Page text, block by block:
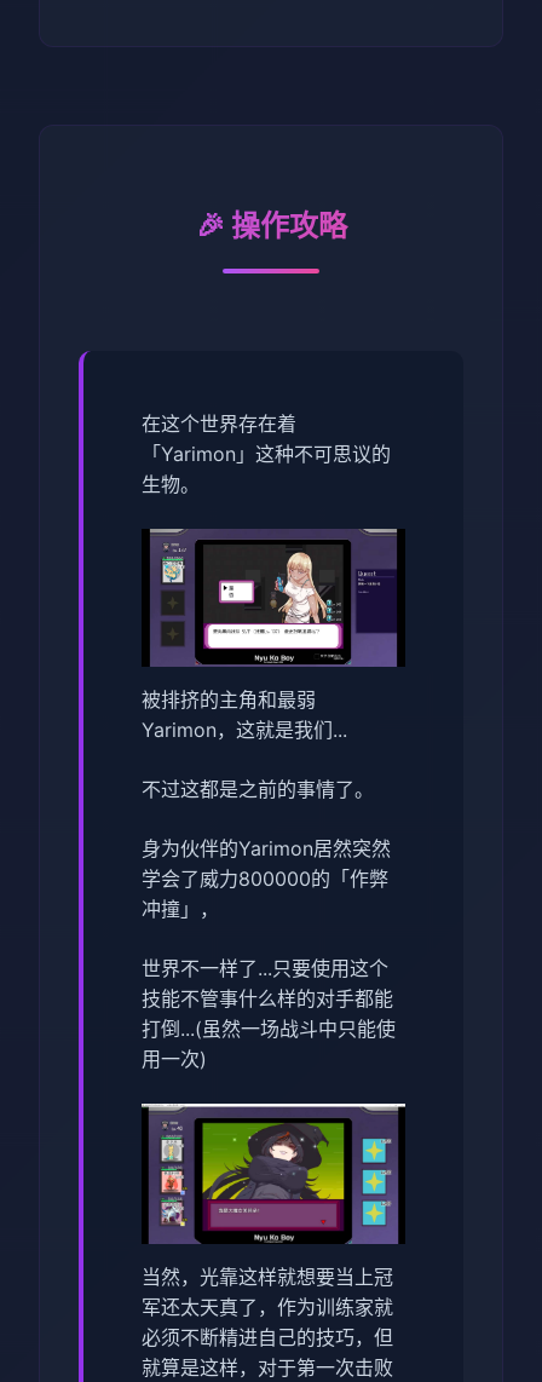
🎉 操作攻略
在这个世界存在着
「Yarimon」这种不可思议的
生物。
被排挤的主角和最弱
Yarimon，这就是我们...
不过这都是之前的事情了。
身为伙伴的Yarimon居然突然
学会了威力800000的「作弊
冲撞」，
世界不一样了...只要使用这个
技能不管事什么样的对手都能
打倒...(虽然一场战斗中只能使
用一次)
当然，光靠这样就想要当上冠
军还太天真了，作为训练家就
必须不断精进自己的技巧，但
就算是这样，对于第一次击败